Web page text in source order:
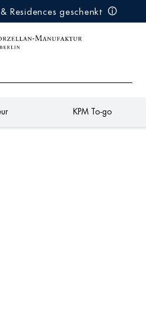
Residences geschenkt
KPM To-go